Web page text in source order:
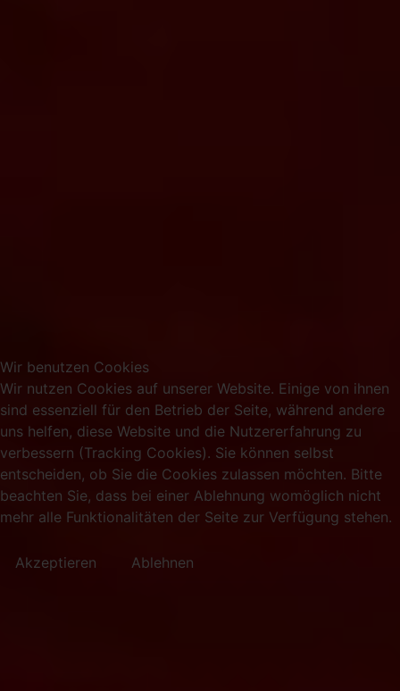
Wir benutzen Cookies
Wir nutzen Cookies auf unserer Website. Einige von ihnen
sind essenziell für den Betrieb der Seite, während andere
uns helfen, diese Website und die Nutzererfahrung zu
verbessern (Tracking Cookies). Sie können selbst
entscheiden, ob Sie die Cookies zulassen möchten. Bitte
beachten Sie, dass bei einer Ablehnung womöglich nicht
mehr alle Funktionalitäten der Seite zur Verfügung stehen.
Akzeptieren Ablehnen